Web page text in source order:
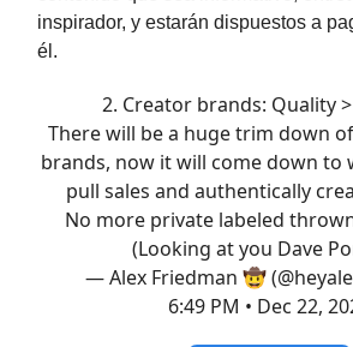
inspirador, y estarán dispuestos a
él.
2. Creator brands: Quality
There will be a huge trim down
brands, now it will come down to
pull sales and authentically
No more private labeled
(Looking at you Dave
— Alex Friedman 🤠
6:49 PM • Dec 22,